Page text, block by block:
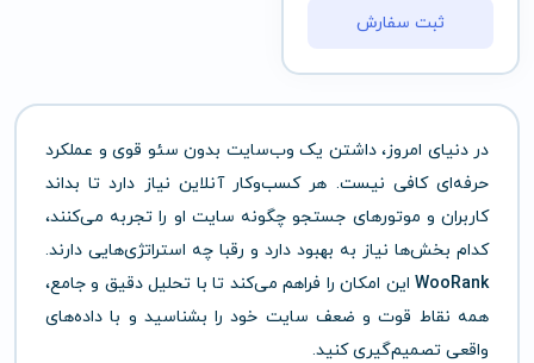
ثبت سفارش
در دنیای امروز، داشتن یک وب‌سایت بدون سئو قوی و عملکرد
حرفه‌ای کافی نیست. هر کسب‌وکار آنلاین نیاز دارد تا بداند
کاربران و موتورهای جستجو چگونه سایت او را تجربه می‌کنند،
کدام بخش‌ها نیاز به بهبود دارد و رقبا چه استراتژی‌هایی دارند.
WooRank این امکان را فراهم می‌کند تا با تحلیل دقیق و جامع،
همه نقاط قوت و ضعف سایت خود را بشناسید و با داده‌های
واقعی تصمیم‌گیری کنید.